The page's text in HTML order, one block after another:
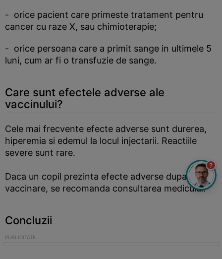
- orice pacient care primeste tratament pentru
cancer cu raze X, sau chimioterapie;
- orice persoana care a primit sange in ultimele 5
luni, cum ar fi o transfuzie de sange.
Care sunt efectele adverse ale
vaccinului?
Cele mai frecvente efecte adverse sunt durerea,
hiperemia si edemul la locul injectarii. Reactiile
severe sunt rare.
Daca un copil prezinta efecte adverse dupa
vaccinare, se recomanda consultarea medicului.
Concluzii
?